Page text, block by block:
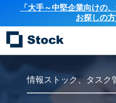
「大手～中堅企業向けの
お探しの
情報ストック、タスク